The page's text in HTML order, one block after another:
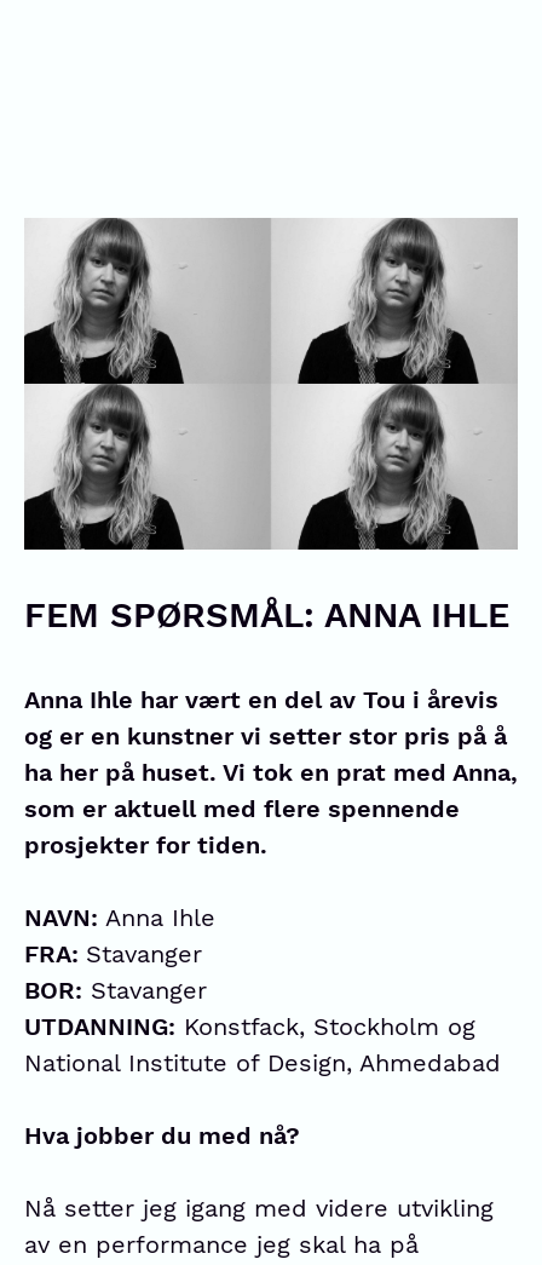
FEM SPØRSMÅL: ANNA IHLE
Anna Ihle har vært en del av Tou i årevis
og er en kunstner vi setter stor pris på å
ha her på huset. Vi tok en prat med Anna,
som er aktuell med flere spennende
prosjekter for tiden.
NAVN: Anna Ihle
FRA: Stavanger
BOR: Stavanger
UTDANNING: Konstfack, Stockholm og
National Institute of Design, Ahmedabad
Hva jobber du med nå?
Nå setter jeg igang med videre utvikling
av en performance jeg skal ha på